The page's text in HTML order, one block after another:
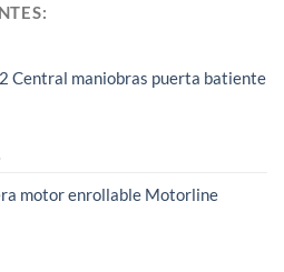
Central maniobras puerta batiente
motor enrollable Motorline